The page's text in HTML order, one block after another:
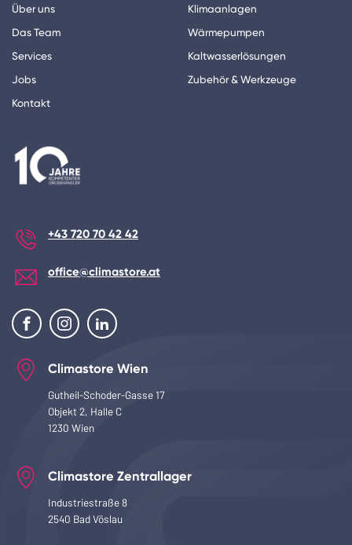
Über uns
Das Team
Services
Jobs
Kontakt
Klimaanlagen
Wärmepumpen
Kaltwasserlösungen
Zubehör & Werkzeuge
+43 720 70 42 42
office@climastore.at
Climastore Wien
Gutheil-Schoder-Gasse 17
Objekt 2, Halle C
1230 Wien
Climastore Zentrallager
Industriestraße 8
2540 Bad Vöslau